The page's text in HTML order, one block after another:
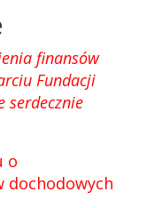
finansów
Fundacji
serdecznie
o
dochodowych